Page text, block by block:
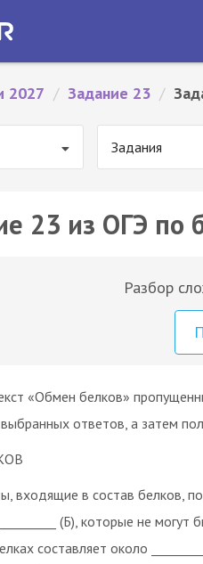
2027 / Задание 23 /
Задания
23 из ОГЭ по
Разбор
«Обмен белков»
ответов, а затем
входящие в состав белков,
(Б), которые не
составляет около